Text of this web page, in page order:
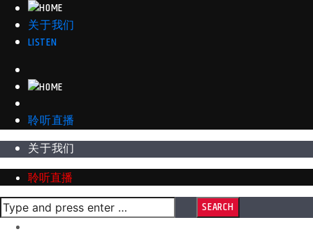
关于我们
LISTEN
聆听直播
关于我们
聆听直播